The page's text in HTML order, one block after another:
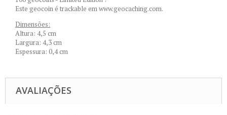
Este geocoin é trackable em www.geocaching.com.
Dimensões:
Altura: 4,5 cm
Largura: 4,3 cm
Espessura: 0,4 cm
AVALIAÇÕES